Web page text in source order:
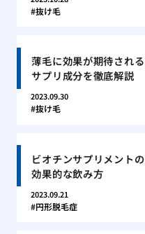
抜け毛
薄毛に効果が期待される
サプリ成分を徹底解説
2023.09.30
抜け毛
ビオチンサプリメントの
効果的な飲み方
2023.09.21
円形脱毛症